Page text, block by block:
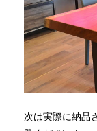
次は実際に納品